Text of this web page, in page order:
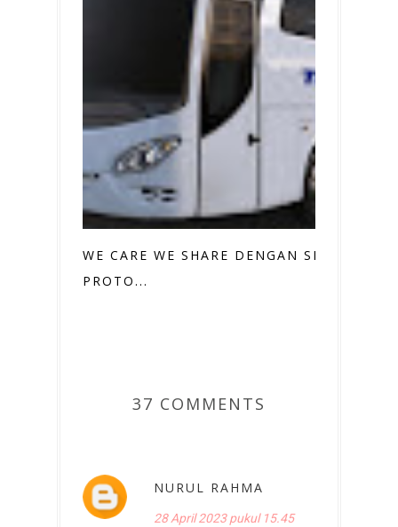
WE CARE WE SHARE DENGAN SMART
PROTO...
37 COMMENTS
NURUL RAHMA
28 April 2023 pukul 15.45